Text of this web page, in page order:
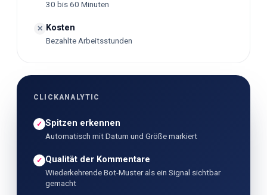
30 bis 60 Minuten
✕ Kosten
Bezahlte Arbeitsstunden
CLICKANALYTIC
✓ Spitzen erkennen
Automatisch mit Datum und Größe markiert
✓ Qualität der Kommentare
Wiederkehrende Bot-Muster als ein Signal sichtbar
gemacht